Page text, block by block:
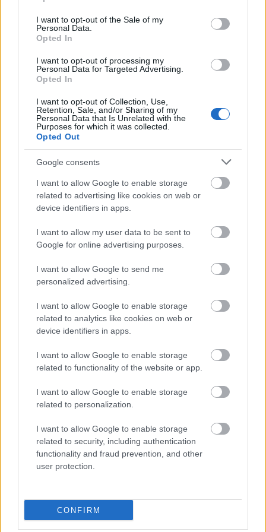
use your data for below specified purposes in below Google
consent section.
I want to opt-out of the Sale of my
Personal Data.
Opted In
I want to opt-out of processing my
Personal Data for Targeted Advertising.
Opted In
I want to opt-out of Collection, Use,
Retention, Sale, and/or Sharing of my
Personal Data that Is Unrelated with the
Purposes for which it was collected.
Opted Out
Google consents
I want to allow Google to enable storage
related to advertising like cookies on web or
device identifiers in apps.
I want to allow my user data to be sent to
Google for online advertising purposes.
I want to allow Google to send me
personalized advertising.
I want to allow Google to enable storage
related to analytics like cookies on web or
device identifiers in apps.
I want to allow Google to enable storage
related to functionality of the website or app.
I want to allow Google to enable storage
related to personalization.
I want to allow Google to enable storage
related to security, including authentication
functionality and fraud prevention, and other
user protection.
CONFIRM
de intensa, puternica, incat aceasta lasa urme in
sufletul sau toata viata. Varsatorul se
indragosteste pe viata, iar daca nu a ramas pana la
adanci batraneti alaturi de iubirea sa, niciuna nu ii
mai poate lua locul. Este consumat de aceasta
de care va avea parte de fericire deplina.
Taciturni, puri, Pestii iubesc la fel de intens precum
frumos, continua sa-si proiecteze viata alaturi de
cel sau cea care i-a parasit, isi fac rau singuri,
iubirii. Persoana de care se indragosteste un Peste
incurabili, dar pe interior inima lor este bucati,
inceteaza sa existe. Se tem sa mai iubeasca a doua
oara si nu-si mai permit sa se reindragosteasca.
Teama de o suferinta atat de mare este uriasa,
incat ajung insensibili in fata altor pretendenti.
Deci, imposibil de iubit.
Vezi și
Ce așteptări au zodiile în dragoste
Taylor Swift